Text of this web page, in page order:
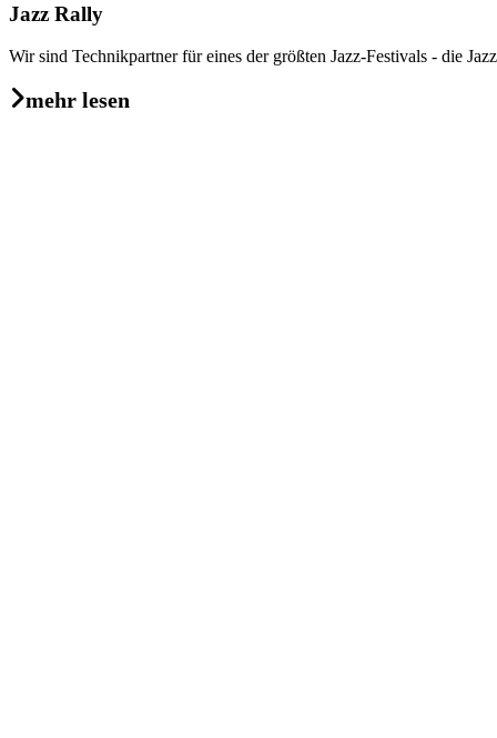
Jazz Rally
Wir sind Technikpartner für eines der größten Jazz-Festivals - die
mehr lesen